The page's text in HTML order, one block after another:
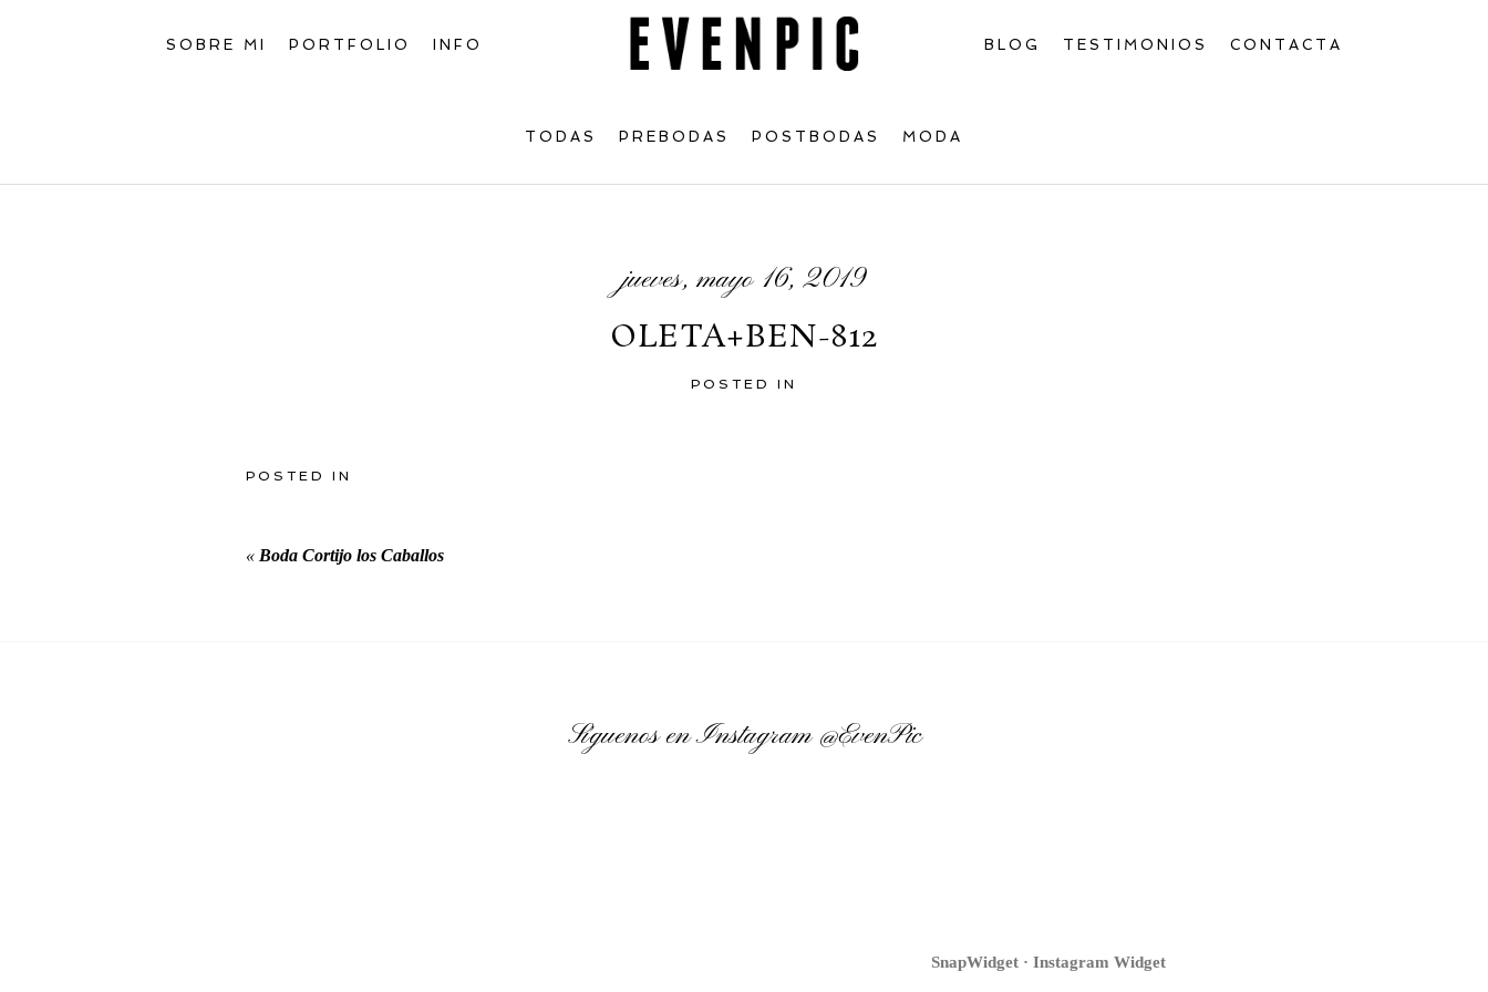
SOBRE MI PORTFOLIO INFO BLOG TESTIMONIOS CONTACTA
TODAS PREBODAS POSTBODAS MODA
jueves, mayo 16, 2019
OLETA+BEN-812
POSTED IN
POSTED IN
« Boda Cortijo los Caballos
Síguenos en Instagram@EvenPic
SnapWidget · Instagram Widget